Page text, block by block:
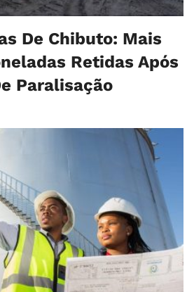
De Chibuto: Mais
Retidas Após
Paralisação